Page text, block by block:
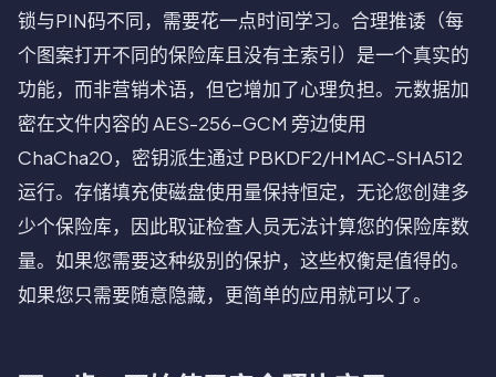
锁与PIN码不同，需要花一点时间学习。合理推诿（每
个图案打开不同的保险库且没有主索引）是一个真实的
功能，而非营销术语，但它增加了心理负担。元数据加
密在文件内容的 AES-256-GCM 旁边使用
ChaCha20，密钥派生通过 PBKDF2/HMAC-SHA512
运行。存储填充使磁盘使用量保持恒定，无论您创建多
少个保险库，因此取证检查人员无法计算您的保险库数
量。如果您需要这种级别的保护，这些权衡是值得的。
如果您只需要随意隐藏，更简单的应用就可以了。